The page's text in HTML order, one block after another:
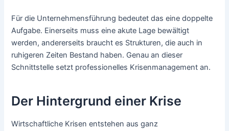
Für die Unternehmensführung bedeutet das eine doppelte
Aufgabe. Einerseits muss eine akute Lage bewältigt
werden, andererseits braucht es Strukturen, die auch in
ruhigeren Zeiten Bestand haben. Genau an dieser
Schnittstelle setzt professionelles Krisenmanagement an.
Der Hintergrund einer Krise
Wirtschaftliche Krisen entstehen aus ganz